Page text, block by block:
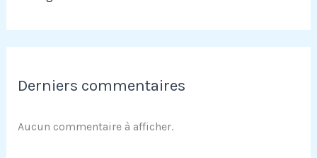
Derniers commentaires
Aucun commentaire à afficher.